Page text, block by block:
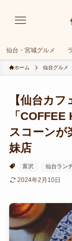
仙台・宮城グルメ
ホーム 仙台グルメ
【仙台カ
「
スコーンが
妹店
富沢 仙台ラン
2024年2月10日